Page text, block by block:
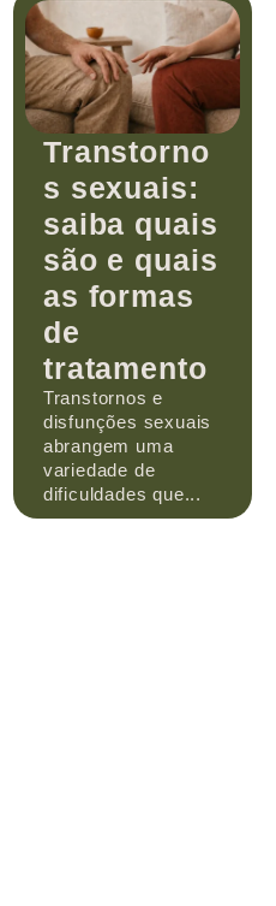
Transtorno
s sexuais:
saiba quais
são e quais
as formas
de
tratamento
Transtornos e
disfunções sexuais
abrangem uma
variedade de
dificuldades que...